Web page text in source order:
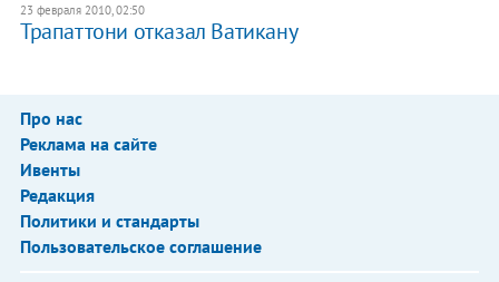
23 февраля 2010, 02:50
Трапаттони отказал Ватикану
Про нас
Реклама на сайте
Ивенты
Редакция
Политики и стандарты
Пользовательское соглашение